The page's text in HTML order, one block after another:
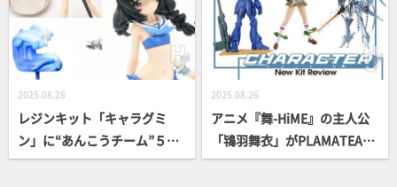
に!!【ブロッカーズ甲子園】
2025.08.28
レジンキット「キャラグミ
ン」に“あんこうチーム”５人
目・冷泉麻子（水着ver.）が
2025.08.26
アニメ『舞-HiME』の主人公
「鴇羽舞衣」がPLAMATEA
化！ 「谷明造形×巨神ゴー